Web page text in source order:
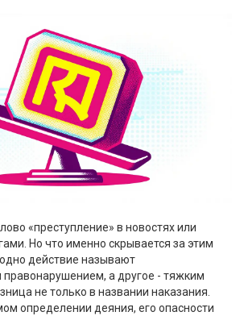
«преступление» в новостях или
Но что именно скрывается за этим
действие называют
а другое - тяжким
не только в названии наказания.
определении деяния, его опасности